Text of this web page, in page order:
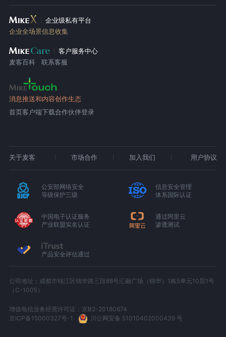
企业级私有平台
企业全场景信息收集
客户服务中心
麦客百科
联系客服
消息推送和内容创作生态
首页客户端下载合作伙伴登录
关于麦客 市场合作 加入我们 用户协议
公安部网络安全
等级保护三级
信息安全管理
体系国际认证
中国电子认证服务
产业联盟实名认证
通过阿里云
渗透测试
产品安全评估通过
公司地址：成都市锦江区锦华路三段88号汇融广场（锦华）1栋5单元10层1号
（C-1005）
增值电信业务经营许可证：京B2-20180674
京ICP备15000327号-1
川公网安备 51010402000439 号